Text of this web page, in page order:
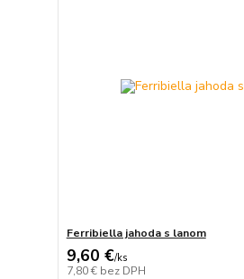
Ferribiella jahoda s lanom
9,60 €/ks
7,80 € bez DPH